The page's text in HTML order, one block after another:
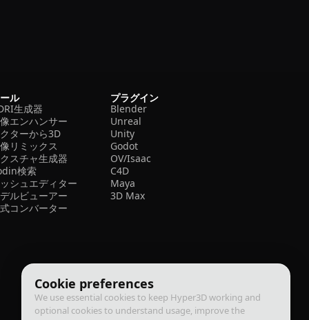
Cookie preferences
We use essential cookies to keep Hyper3D working and
optional cookies to understand usage, improve the
ル
生成器
エンハンサー
ターから3D
リミックス
スチャ生成器
検索
シュエディター
ルビューアー
コンバーター
プラグイン
Blender
Unreal
Unity
Godot
OV/Isaac
C4D
Maya
3D Max